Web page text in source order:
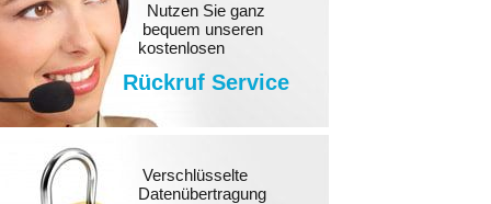
Nutzen Sie ganz
bequem unseren
kostenlosen
Rückruf Service
Verschlüsselte
Datenübertragung